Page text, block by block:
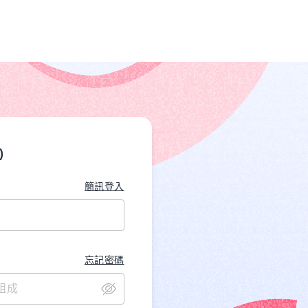
簡訊登入
忘記密碼